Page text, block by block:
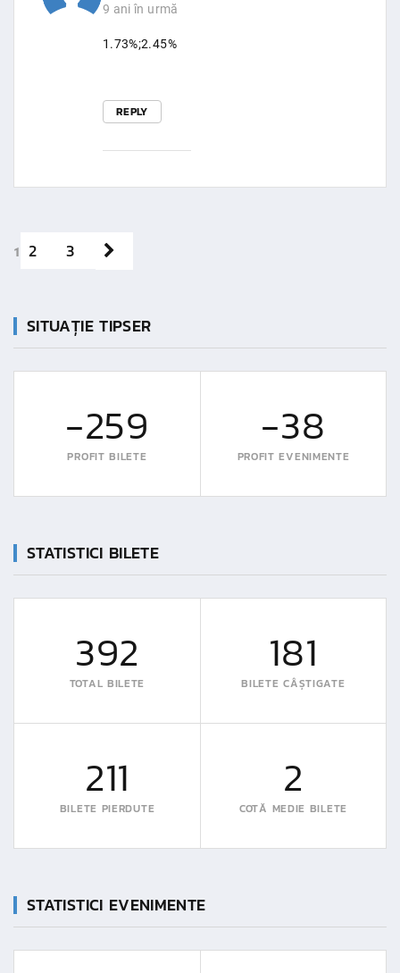
9 ani în urmă
1.73%;2.45%
REPLY
1 2 3
SITUAȚIE TIPSER
-259
PROFIT BILETE
-38
PROFIT EVENIMENTE
STATISTICI BILETE
392
TOTAL BILETE
181
BILETE CÂȘTIGATE
211
BILETE PIERDUTE
2
COTĂ MEDIE BILETE
STATISTICI EVENIMENTE